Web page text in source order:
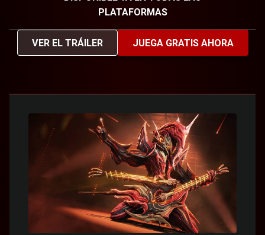
PLATAFORMAS
VER EL TRÁILER JUEGA GRATIS AHORA